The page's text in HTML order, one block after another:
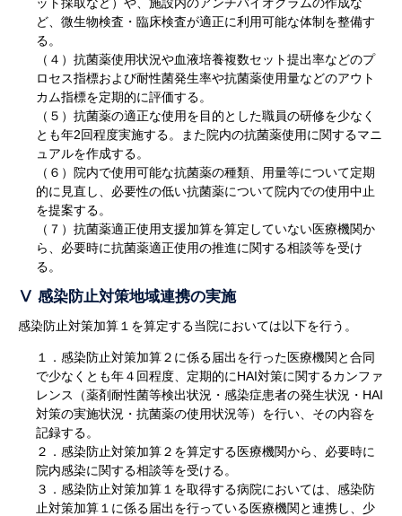
ど、微生物検査・臨床検査が適正に利用可能な体制を整備す
る。
（４）抗菌薬使用状況や血液培養複数セット提出率などのプ
ロセス指標および耐性菌発生率や抗菌薬使用量などのアウト
カム指標を定期的に評価する。
（５）抗菌薬の適正な使用を目的とした職員の研修を少なく
とも年2回程度実施する。また院内の抗菌薬使用に関するマニ
ュアルを作成する。
（６）院内で使用可能な抗菌薬の種類、用量等について定期
的に見直し、必要性の低い抗菌薬について院内での使用中止
を提案する。
（７）抗菌薬適正使用支援加算を算定していない医療機関か
ら、必要時に抗菌薬適正使用の推進に関する相談等を受け
る。
Ⅴ 感染防止対策地域連携の実施
感染防止対策加算１を算定する当院においては以下を行う。
１．感染防止対策加算２に係る届出を行った医療機関と合同
で少なくとも年４回程度、定期的にHAI対策に関するカンファ
レンス（薬剤耐性菌等検出状況・感染症患者の発生状況・HAI
対策の実施状況・抗菌薬の使用状況等）を行い、その内容を
記録する。
２．感染防止対策加算２を算定する医療機関から、必要時に
院内感染に関する相談等を受ける。
３．感染防止対策加算１を取得する病院においては、感染防
止対策加算１に係る届出を行っている医療機関と連携し、少